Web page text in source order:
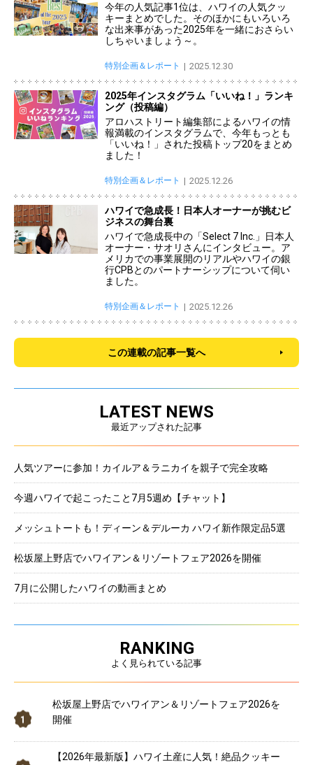
今年の人気記事1位は、ハワイの人気クッ
キーまとめでした。そのほかにもいろいろ
な出来事があった2025年を一緒におさらい
しちゃいましょう～。
特別企画＆レポート 2025.12.30
2025年インスタグラム「いいね！」ランキ
ング（投稿編）
アロハストリート編集部によるハワイの情
報満載のインスタグラムで、今年もっとも
「いいね！」された投稿トップ20をまとめ
ました！
特別企画＆レポート 2025.12.26
ハワイで急成長！日本人オーナーが挑むビ
ジネスの舞台裏
ハワイで急成長中の「Select 7 Inc.」日本人
オーナー・サオリさんにインタビュー。ア
メリカでの事業展開のリアルやハワイの銀
行CPBとのパートナーシップについて伺い
ました。
特別企画＆レポート 2025.12.26
この連載の記事一覧へ
LATEST NEWS
最近アップされた記事
人気ツアーに参加！カイルア＆ラニカイを親子で完全攻略
今週ハワイで起こったこと7月5週め【チャット】
メッシュトートも！ディーン＆デルーカ ハワイ新作限定品5選
松坂屋上野店でハワイアン＆リゾートフェア2026を開催
7月に公開したハワイの動画まとめ
RANKING
よく見られている記事
松坂屋上野店でハワイアン＆リゾートフェア2026を
開催
【2026年最新版】ハワイ土産に人気！絶品クッキー